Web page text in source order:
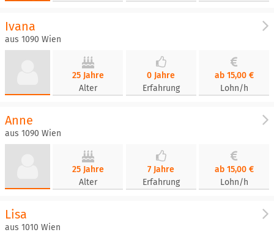
Ivana
aus 1090 Wien
25 Jahre
Alter
0 Jahre
Erfahrung
ab 15,00 €
Lohn/h
Anne
aus 1090 Wien
25 Jahre
Alter
7 Jahre
Erfahrung
ab 15,00 €
Lohn/h
Lisa
aus 1010 Wien